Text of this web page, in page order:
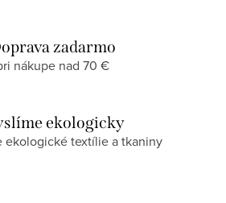
zadarmo
nákupe nad 70 €
ekologicky
ekologické textílie a tkaniny